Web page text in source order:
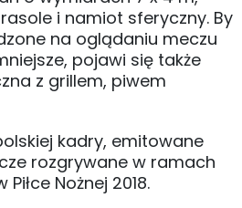
i namiot sferyczny. By
na oglądaniu meczu
pojawi się także
z grillem, piwem
kadry, emitowane
rozgrywane w ramach
Nożnej 2018.